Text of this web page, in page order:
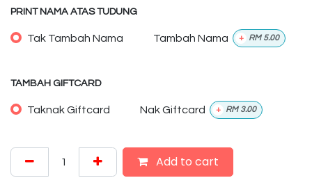
PRINT NAMA ATAS TUDUNG
Tak Tambah Nama Tambah Nama + RM 5.00
TAMBAH GIFTCARD
Taknak Giftcard Nak Giftcard + RM 3.00
Add to cart